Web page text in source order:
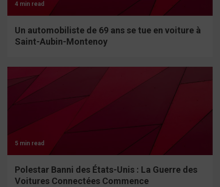
4 min read
Un automobiliste de 69 ans se tue en voiture à
Saint-Aubin-Montenoy
5 min read
Polestar Banni des États-Unis : La Guerre des
Voitures Connectées Commence